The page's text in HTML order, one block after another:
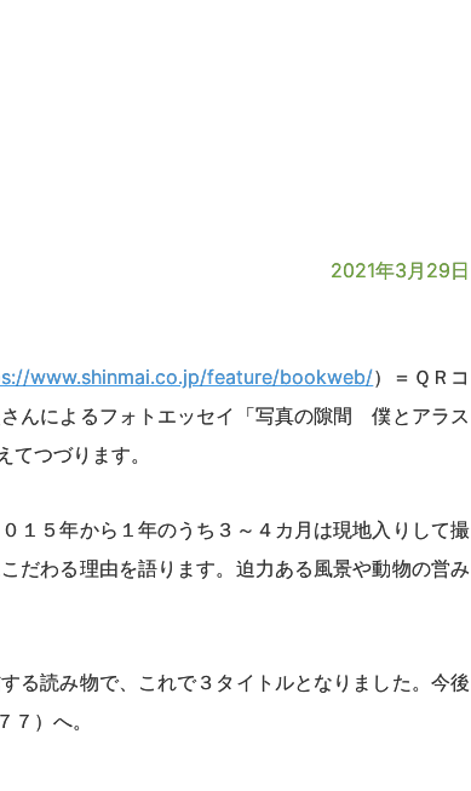
2021年3月29日
www.shinmai.co.jp/feature/bookweb/）＝ＱＲコ
んによるフォトエッセイ「写真の隙間 僕とアラス
つづります。
１５年から１年のうち３～４カ月は現地入りして撮
だわる理由を語ります。迫力ある風景や動物の営み
読み物で、これで３タイトルとなりました。今後
）へ。